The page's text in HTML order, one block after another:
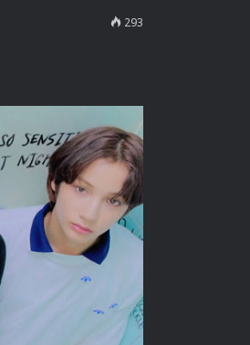
293